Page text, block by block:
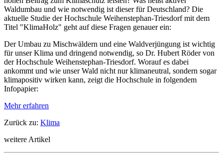
Waldumbau und wie notwendig ist dieser für Deutschland? Die
aktuelle Studie der Hochschule Weihenstephan-Triesdorf mit dem
Titel "KlimaHolz" geht auf diese Fragen genauer ein:
Der Umbau zu Mischwäldern und eine Waldverjüngung ist wichtig
für unser Klima und dringend notwendig, so Dr. Hubert Röder von
der Hochschule Weihenstephan-Triesdorf. Worauf es dabei
ankommt und wie unser Wald nicht nur klimaneutral, sondern sogar
klimapositiv wirken kann, zeigt die Hochschule in folgendem
Infopapier:
Mehr erfahren
Zurück zu: Klima
weitere Artikel